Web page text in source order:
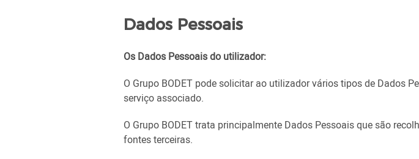
Dados Pessoais
Os Dados Pessoais do utilizador:
O Grupo BODET pode solicitar ao utilizador vários tipos de Dados
serviço associado.
O Grupo BODET trata principalmente Dados Pessoais que são
fontes terceiras.